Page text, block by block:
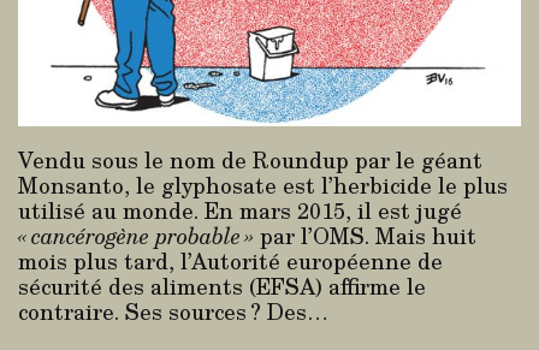
Vendu sous le nom de Roundup par le géant
Monsanto, le glyphosate est l’herbicide le plus
utilisé au monde. En mars 2015, il est jugé
« cancérogène probable » par l’OMS. Mais huit
mois plus tard, l’Autorité européenne de
sécurité des aliments (EFSA) affirme le
contraire. Ses sources ? Des…